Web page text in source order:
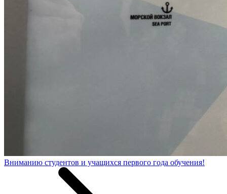
Вниманию студентов и учащихся первого года обучения!